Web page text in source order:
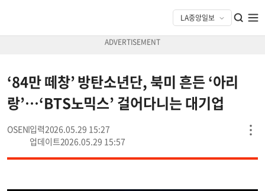
‘84만 떼창’ 방탄소년단, 북미 흔든 ‘아리
랑’…‘BTS노믹스’ 걸어다니는 대기업
OSEN
2026.05.29 15:27
2026.05.29 15:57